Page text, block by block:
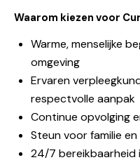
Waarom kiezen voor
Warme, menselijke
omgeving
Ervaren
respectvolle aanpak
Continue opvolging
Steun voor familie
24/7 bereikbaarheid